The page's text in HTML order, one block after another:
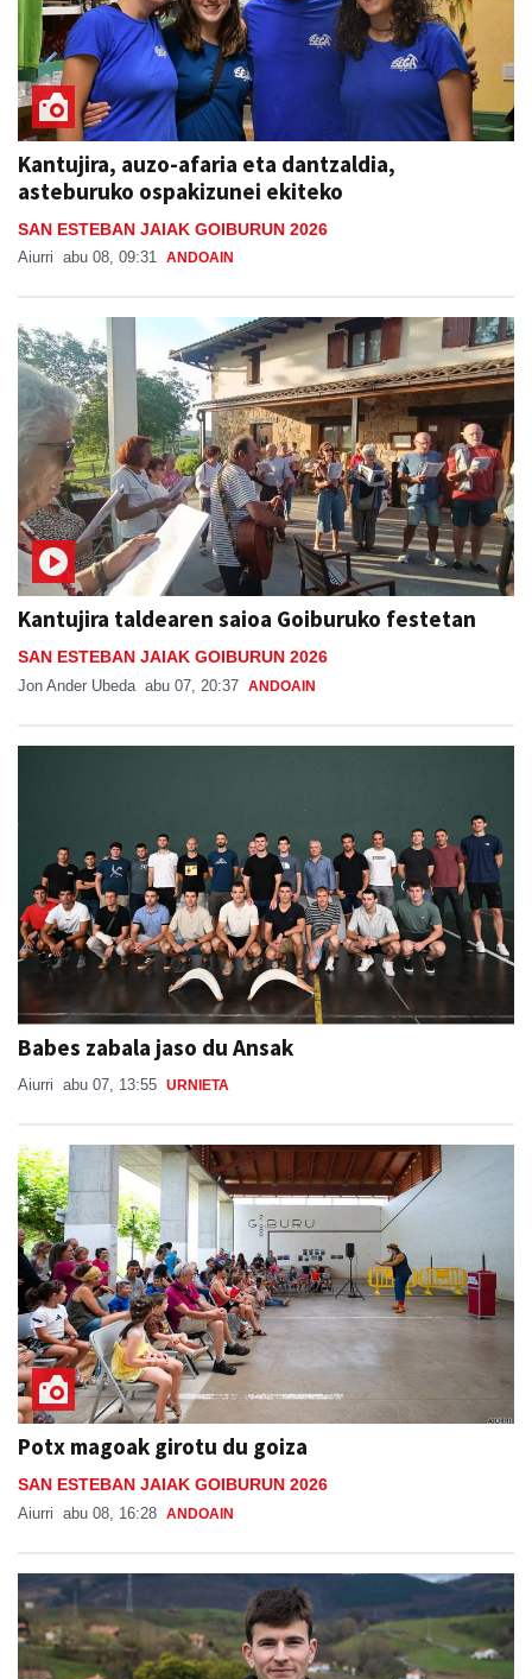
Kantujira, auzo-afaria eta dantzaldia,
asteburuko ospakizunei ekiteko
SAN ESTEBAN JAIAK GOIBURUN 2026
Aiurri abu 08, 09:31 ANDOAIN
Kantujira taldearen saioa Goiburuko festetan
SAN ESTEBAN JAIAK GOIBURUN 2026
Jon Ander Ubeda abu 07, 20:37 ANDOAIN
Babes zabala jaso du Ansak
Aiurri abu 07, 13:55 URNIETA
Potx magoak girotu du goiza
SAN ESTEBAN JAIAK GOIBURUN 2026
Aiurri abu 08, 16:28 ANDOAIN